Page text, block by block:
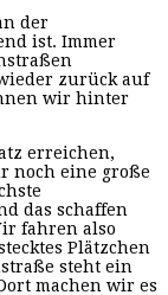
der
ist. Immer
zurück auf
wir hinter
erreichen,
noch eine große
das schaffen
fahren also
Plätzchen
steht ein
machen wir es